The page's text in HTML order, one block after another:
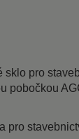
pro
pobočkou
pro